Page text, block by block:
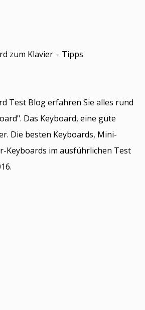
zum Klavier – Tipps
Test Blog erfahren Sie alles rund
Das Keyboard, eine gute
Die besten Keyboards, Mini-
Keyboards im ausführlichen Test